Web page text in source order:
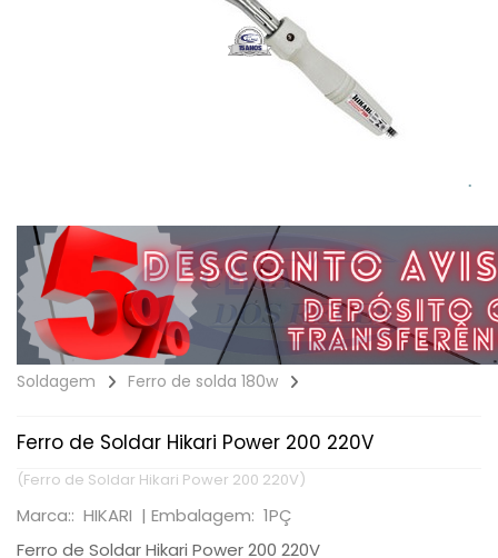
Soldagem Ferro de solda 180w
Ferro de Soldar Hikari Power 200 220V
(Ferro de Soldar Hikari Power 200 220V)
Marca:: HIKARI | Embalagem: 1PÇ
Ferro de Soldar Hikari Power 200 220V